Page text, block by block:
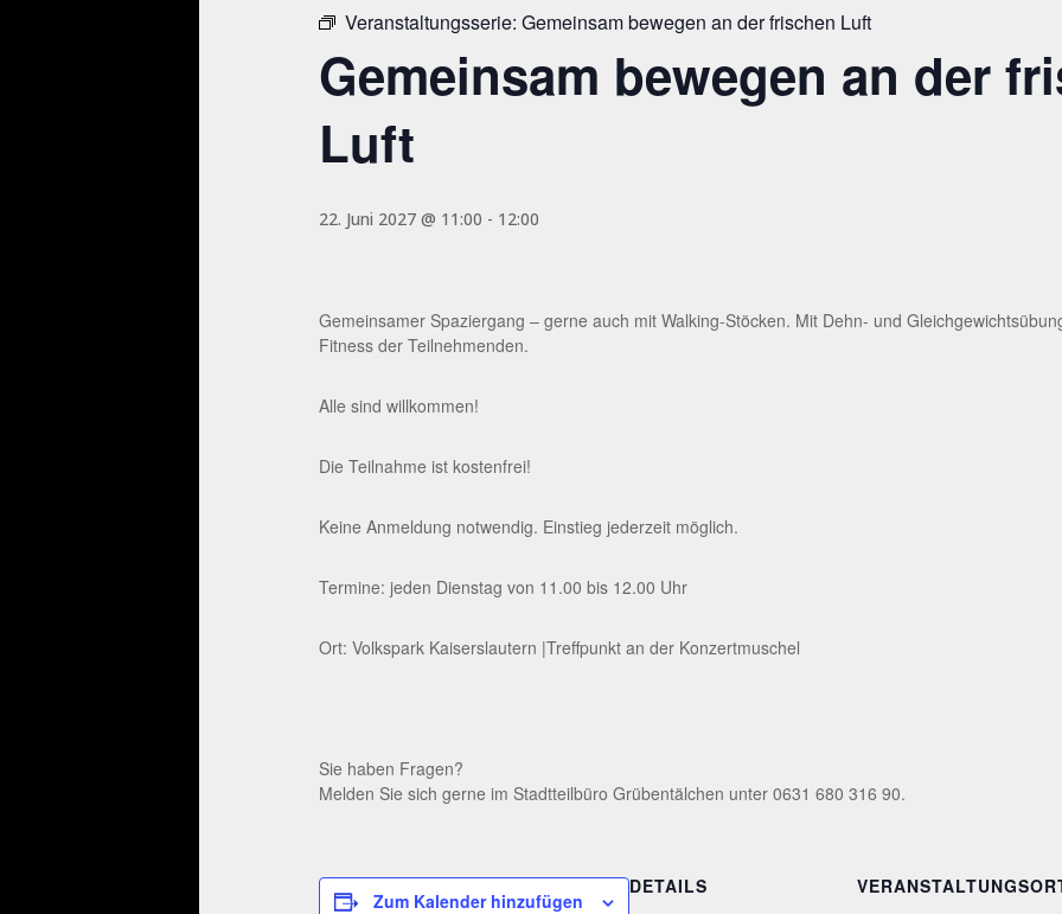
Veranstaltungsserie: Gemeinsam bewegen an der frischen Luft
Gemeinsam bewegen an der
Luft
22. Juni 2027 @ 11:00 - 12:00
Gemeinsamer Spaziergang – gerne auch mit Walking-Stöcken. Mit Dehn- und
Fitness der Teilnehmenden.
Alle sind willkommen!
Die Teilnahme ist kostenfrei!
Keine Anmeldung notwendig. Einstieg jederzeit möglich.
Termine: jeden Dienstag von 11.00 bis 12.00 Uhr
Ort: Volkspark Kaiserslautern |Treffpunkt an der Konzertmuschel
Sie haben Fragen?
Melden Sie sich gerne im Stadtteilbüro Grübentälchen unter 0631 680 316 90.
Zum Kalender hinzufügen
DETAILS